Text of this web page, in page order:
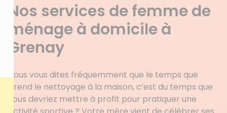
Nos services de femme de
ménage à domicile à
Grenay
Vous vous dites fréquemment que le temps que
prend le nettoyage à la maison, c’est du temps que
vous devriez mettre à profit pour pratiquer une